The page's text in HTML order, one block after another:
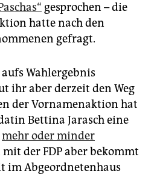
gesprochen – die
hatte nach den
gefragt.
Wahlergebnis
ihr aber derzeit den Weg
der Vornamenaktion hat
Bettina Jarasch eine
mehr oder minder
der FDP aber bekommt
im Abgeordnetenhaus